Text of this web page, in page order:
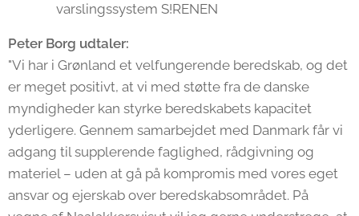
varslingssystem S!RENEN
Peter Borg udtaler:
"Vi har i Grønland et velfungerende beredskab, og det
er meget positivt, at vi med støtte fra de danske
myndigheder kan styrke beredskabets kapacitet
yderligere. Gennem samarbejdet med Danmark får vi
adgang til supplerende faglighed, rådgivning og
materiel – uden at gå på kompromis med vores eget
ansvar og ejerskab over beredskabsområdet. På